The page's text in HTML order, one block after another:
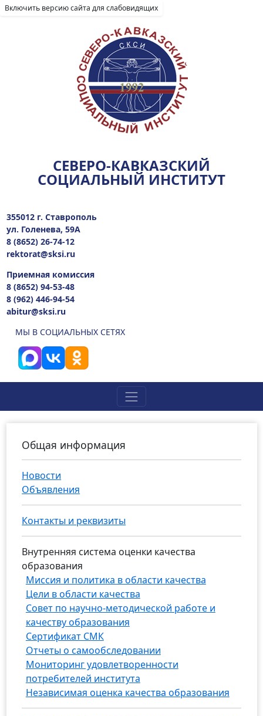
Включить версию сайта для слабовидящих
СЕВЕРО-КАВКАЗСКИЙ
СОЦИАЛЬНЫЙ ИНСТИТУТ
355012 г. Ставрополь
ул. Голенева, 59А
8 (8652) 26-74-12
rektorat@sksi.ru
Приемная комиссия
8 (8652) 94-53-48
8 (962) 446-94-54
abitur@sksi.ru
МЫ В СОЦИАЛЬНЫХ СЕТЯХ
Общая информация
Новости
Объявления
Контакты и реквизиты
Внутренняя система оценки качества
образования
Миссия и политика в области качества
Цели в области качества
Совет по научно-методической работе и
качеству образования
Сертификат СМК
Отчеты о самообследовании
Мониторинг удовлетворенности
потребителей института
Независимая оценка качества образования